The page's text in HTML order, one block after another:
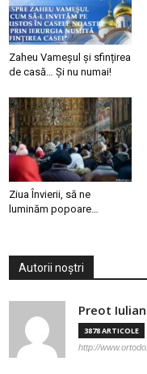
Zaheu Vameșul și sfințirea
de casă… Și nu numai!
Ziua Învierii, să ne
luminăm popoare…
Autorii noștri
Preot
3878 ARTICOLE
http://